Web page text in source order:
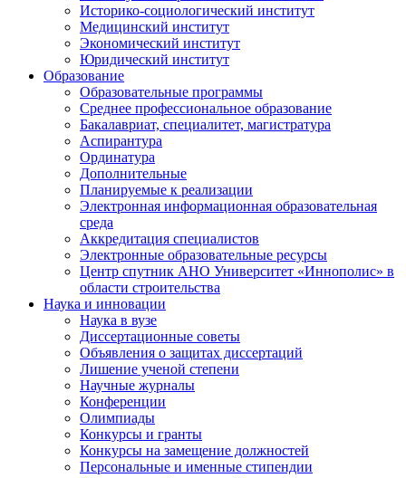
Историко-социологический институт
Медицинский институт
Экономический институт
Юридический институт
Образование
Образовательные программы
Среднее профессиональное образование
Бакалавриат, специалитет, магистратура
Аспирантура
Ординатура
Дополнительные
Планируемые к реализации
Электронная информационная образовательная
среда
Аккредитация специалистов
Электронные образовательные ресурсы
Центр спутник АНО Университет «Иннополис» в
области строительства
Наука и инновации
Наука в вузе
Диссертационные советы
Объявления о защитах диссертаций
Лишение ученой степени
Научные журналы
Конференции
Олимпиады
Конкурсы и гранты
Конкурсы на замещение должностей
Персональные и именные стипендии